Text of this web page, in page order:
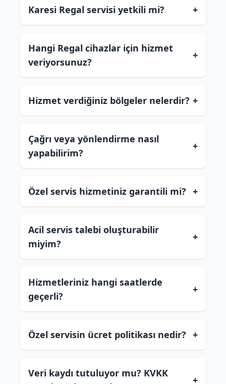
Karesi Regal servisi yetkili mi? +
Hangi Regal cihazlar için hizmet
veriyorsunuz?
+
Hizmet verdiğiniz bölgeler nelerdir? +
Çağrı veya yönlendirme nasıl
yapabilirim?
+
Özel servis hizmetiniz garantili mi? +
Acil servis talebi oluşturabilir
miyim?
+
Hizmetleriniz hangi saatlerde
geçerli?
+
Özel servisin ücret politikası nedir? +
Veri kaydı tutuluyor mu? KVKK
+